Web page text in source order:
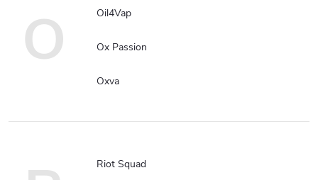
O Oil4Vap
Ox Passion
Oxva
Riot Squad